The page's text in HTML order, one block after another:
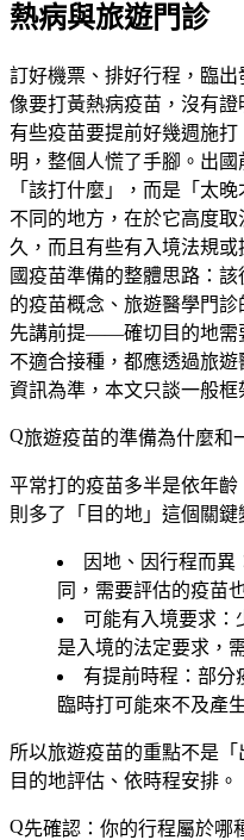
熱病與旅遊門診
訂好機票、排好行程，臨
像要打黃熱病疫苗，沒有
有些疫苗要提前好幾週施
明，整個人慌了手腳。出
「該打什麼」，而是「太
不同的地方，在於它高度
久，而且有些有入境法規
國疫苗準備的整體思路：
的疫苗概念、旅遊醫學門
先講前提——確切目的地需
不適合接種，都應透過旅
資訊為準 ，本文只談一般框
旅遊疫苗的準備為什麼和
平常打的疫苗多半是依年
則多了「目的地」這個關鍵
因地、因行程而異
同，需要評估的疫苗
可能有入境要求
是入境的法定要求，
有提前時程 ：部
臨時打可能來不及產
所以旅遊疫苗的重點不是
目的地評估、依時程安排 。
先確認：你的行程屬於哪